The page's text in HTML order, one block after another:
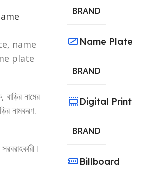
name
plate
নামের
নামকরণ.
BRAND
Name Plate
BRAND
Digital Print
BRAND
Billboard